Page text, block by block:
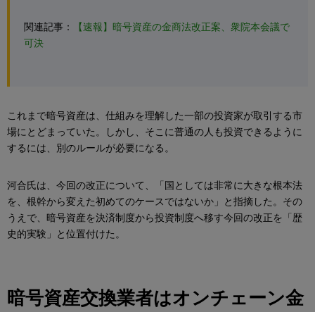
関連記事：
【速報】暗号資産の金商法改正案、衆院本会議で
可決
これまで暗号資産は、仕組みを理解した一部の投資家が取引する市
場にとどまっていた。しかし、そこに普通の人も投資できるように
するには、別のルールが必要になる。
河合氏は、今回の改正について、「国としては非常に大きな根本法
を、根幹から変えた初めてのケースではないか」と指摘した。その
うえで、暗号資産を決済制度から投資制度へ移す今回の改正を「歴
史的実験」と位置付けた。
暗号資産交換業者はオンチェーン金